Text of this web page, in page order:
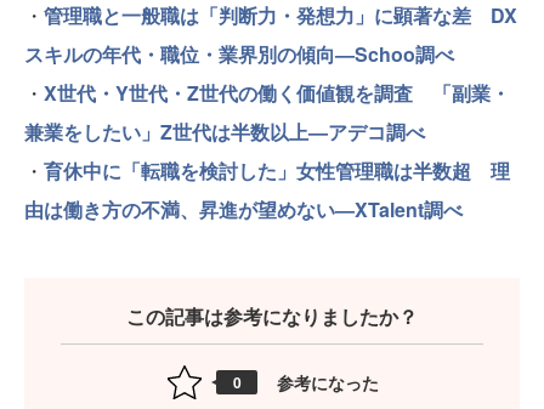
・ 管理職と一般職は「判断力・発想力」に顕著な差 DX
スキルの年代・職位・業界別の傾向—Schoo調べ
・ X世代・Y世代・Z世代の働く価値観を調査 「副業・
兼業をしたい」Z世代は半数以上—アデコ調べ
・ 育休中に「転職を検討した」女性管理職は半数超 理
由は働き方の不満、昇進が望めない—XTalent調べ
この記事は参考になりましたか？
0 参考になった